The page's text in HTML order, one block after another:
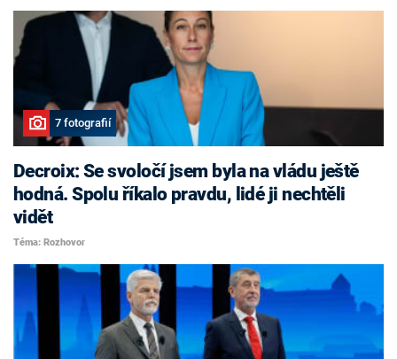
7 fotografií
Decroix: Se svoločí jsem byla na vládu ještě
hodná. Spolu říkalo pravdu, lidé ji nechtěli
vidět
Téma: Rozhovor